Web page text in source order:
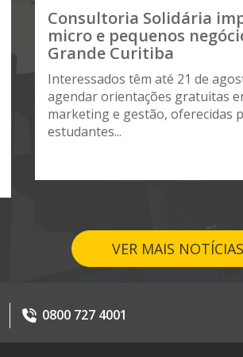
Consultoria Solidária
micro e pequenos
Grande Curitiba
Interessados têm até 21 de
agendar orientações gratuitas
marketing e gestão, oferecidas
estudantes...
VER MAIS NOTÍCIAS
0800 727 4001